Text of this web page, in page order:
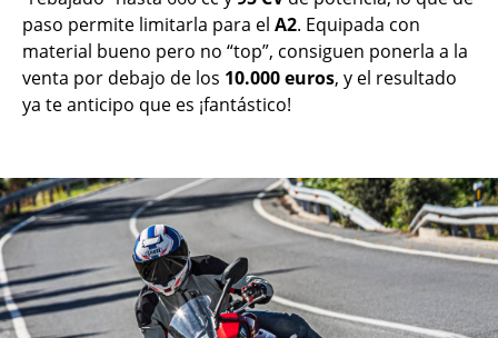
paso permite limitarla para el A2. Equipada con
material bueno pero no “top”, consiguen ponerla a la
venta por debajo de los 10.000 euros, y el resultado
ya te anticipo que es ¡fantástico!